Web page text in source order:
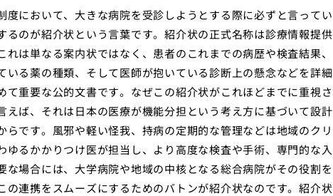
度において、大きな病院を受診しようとする際に必ずと言ってい
るのが紹介状という言葉です。紹介状の正式名称は診療情報提供
れは単なる案内状ではなく、患者のこれまでの病歴や検査結果、
いる薬の種類、そして医師が抱いている診断上の懸念などを詳細
て重要な公的文書です。なぜこの紹介状がこれほどまでに重視さ
えば、それは日本の医療が機能分担という考え方に基づいて設計
らです。風邪や軽い怪我、持病の定期的な管理などは地域のクリ
ゆるかかりつけ医が担当し、より高度な検査や手術、専門的な入
な場合には、大学病院や地域の中核となる総合病院がその役割を
の連携をスムーズにするためのバトンが紹介状なのです。紹介状